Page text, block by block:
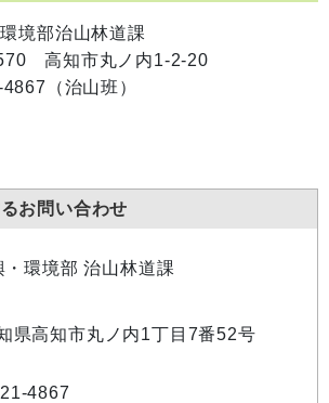
境部治山林道課
高知市丸ノ内1-2-20
（治山班）
お問い合わせ
環境部 治山林道課
県高知市丸ノ内1丁目7番52号
4867